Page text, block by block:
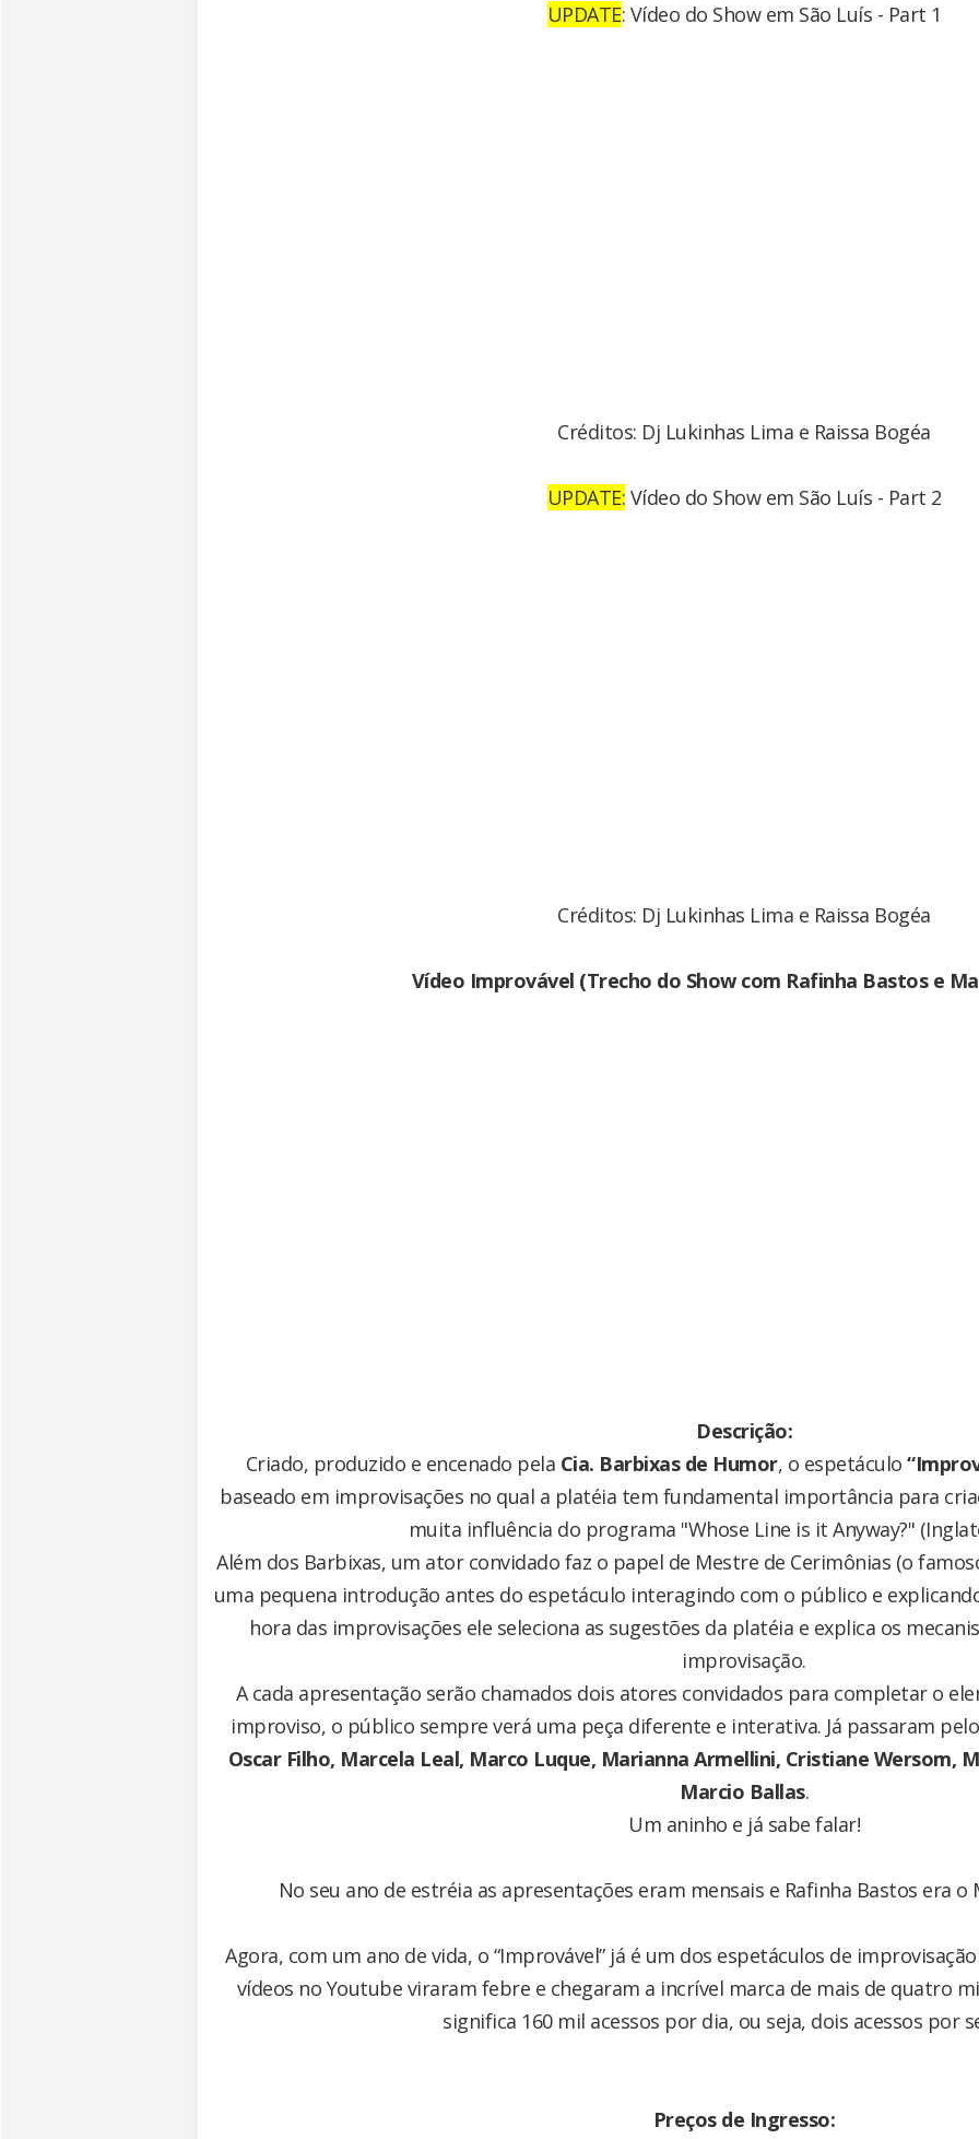
UPDATE: Vídeo do Show em São Luís - Part 1
Créditos: Dj Lukinhas Lima e Raissa Bogéa
UPDATE: Vídeo do Show em São Luís - Part 2
Créditos: Dj Lukinhas Lima e Raissa Bogéa
Vídeo Improvável (Trecho do Show com Rafinha Bastos e
Descrição:
Criado, produzido e encenado pela Cia. Barbixas de Humor, o espetáculo
baseado em improvisações no qual a platéia tem fundamental importância para
muita influência do programa "Whose Line is it Anyway?"
Além dos Barbixas, um ator convidado faz o papel de Mestre de Cerimônias (o
uma pequena introdução antes do espetáculo interagindo com o público e
hora das improvisações ele seleciona as sugestões da platéia e explica os
improvisação.
A cada apresentação serão chamados dois atores convidados para completar o
improviso, o público sempre verá uma peça diferente e interativa. Já passaram
Oscar Filho, Marcela Leal, Marco Luque, Marianna Armellini, Cristiane Wersom,
Marcio Ballas.
Um aninho e já sabe falar!
No seu ano de estréia as apresentações eram mensais e Rafinha Bastos era
Agora, com um ano de vida, o “Improvável” já é um dos espetáculos de
vídeos no Youtube viraram febre e chegaram a incrível marca de mais de quatro
significa 160 mil acessos por dia, ou seja, dois acessos por
Preços de Ingresso: